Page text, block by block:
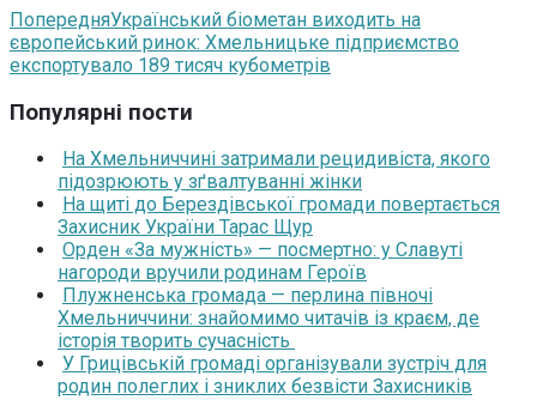
ПопередняУкраїнський біометан виходить на
європейський ринок: Хмельницьке підприємство
експортувало 189 тисяч кубометрів
Популярні пости
На Хмельниччині затримали рецидивіста, якого
підозрюють у зґвалтуванні жінки
На щиті до Берездівської громади повертається
Захисник України Тарас Щур
Орден «За мужність» — посмертно: у Славуті
нагороди вручили родинам Героїв
Плужненська громада — перлина півночі
Хмельниччини: знайомимо читачів із краєм, де
історія творить сучасність
У Грицівській громаді організували зустріч для
родин полеглих і зниклих безвісти Захисників